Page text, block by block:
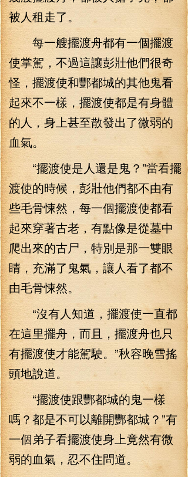
被人租走了。
每一艘擺渡舟都有一個擺渡
使掌駕，不過這讓彭壯他們很奇
怪，擺渡使和酆都城的其他鬼看
起來不一樣，擺渡使都是有身體
的人，身上甚至散發出了微弱的
血氣。
“擺渡使是人還是鬼？”當看擺
渡使的時候，彭壯他們都不由有
些毛骨悚然，每一個擺渡使都看
起來穿著古老，有點像是從墓中
爬出來的古尸，特別是那一雙眼
睛，充滿了鬼氣，讓人看了都不
由毛骨悚然。
“沒有人知道，擺渡使一直都
在這里擺舟，而且，擺渡舟也只
有擺渡使才能駕駛。”秋容晚雪搖
頭地說道。
“擺渡使跟酆都城的鬼一樣
嗎？都是不可以離開酆都城？”有
一個弟子看擺渡使身上竟然有微
弱的血氣，忍不住問道。